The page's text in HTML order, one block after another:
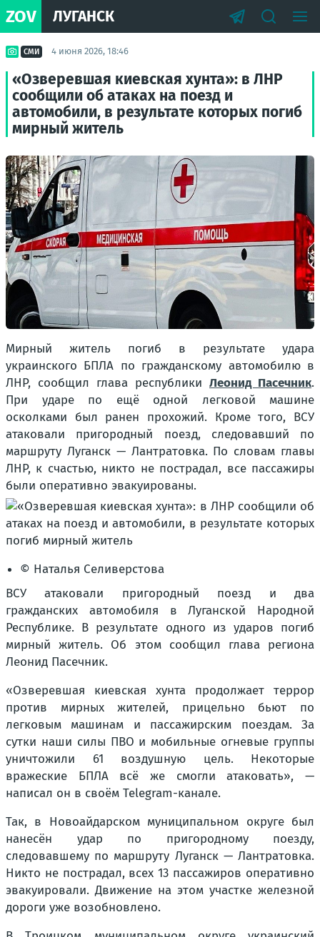
ZOV ЛУГАНСК
СМИ 4 июня 2026, 18:46
«Озверевшая киевская хунта»: в ЛНР
сообщили об атаках на поезд и
автомобили, в результате которых погиб
мирный житель
Мирный житель погиб в результате удара
украинского БПЛА по гражданскому автомобилю в
ЛНР, сообщил глава республики Леонид Пасечник.
При ударе по ещё одной легковой машине
осколками был ранен прохожий. Кроме того, ВСУ
атаковали пригородный поезд, следовавший по
маршруту Луганск — Лантратовка. По словам главы
ЛНР, к счастью, никто не пострадал, все пассажиры
были оперативно эвакуированы.
© Наталья Селиверстова
ВСУ атаковали пригородный поезд и два
гражданских автомобиля в Луганской Народной
Республике. В результате одного из ударов погиб
мирный житель. Об этом сообщил глава региона
Леонид Пасечник.
«Озверевшая киевская хунта продолжает террор
против мирных жителей, прицельно бьют по
легковым машинам и пассажирским поездам. За
сутки наши силы ПВО и мобильные огневые группы
уничтожили 61 воздушную цель. Некоторые
вражеские БПЛА всё же смогли атаковать», —
написал он в своём Telegram-канале.
Так, в Новоайдарском муниципальном округе был
нанесён удар по пригородному поезду,
следовавшему по маршруту Луганск — Лантратовка.
Никто не пострадал, всех 13 пассажиров оперативно
эвакуировали. Движение на этом участке железной
дороги уже возобновлено.